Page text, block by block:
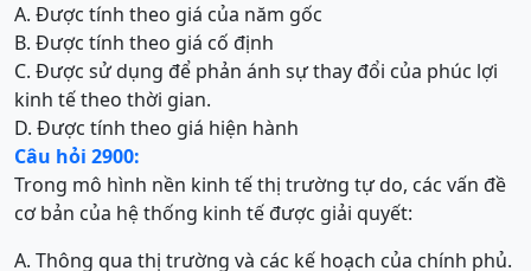
A. Được tính theo giá của năm gốc
B. Được tính theo giá cố định
C. Được sử dụng để phản ánh sự thay đổi của phúc lợi
kinh tế theo thời gian.
D. Được tính theo giá hiện hành
Câu hỏi 2900:
Trong mô hình nền kinh tế thị trường tự do, các vấn đề
cơ bản của hệ thống kinh tế được giải quyết:
A. Thông qua thị trường và các kế hoạch của chính phủ.